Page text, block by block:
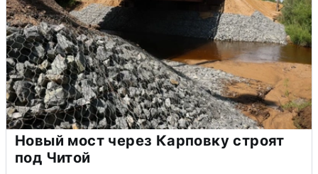
Новый мост через Карповку строят
под Читой